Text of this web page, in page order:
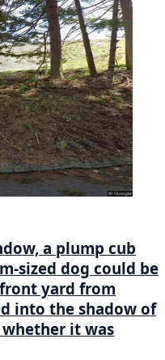
a plump cub
sized dog could be
yard from
into the shadow of
it was